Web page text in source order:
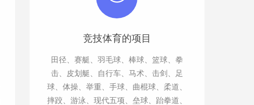
竞技体育的项目
田径、赛艇、羽毛球、棒球、篮球、拳
击、皮划艇、自行车、马术、击剑、足
球、体操、举重、手球、曲棍球、柔道、
摔跤、游泳、现代五项、垒球、跆拳道、